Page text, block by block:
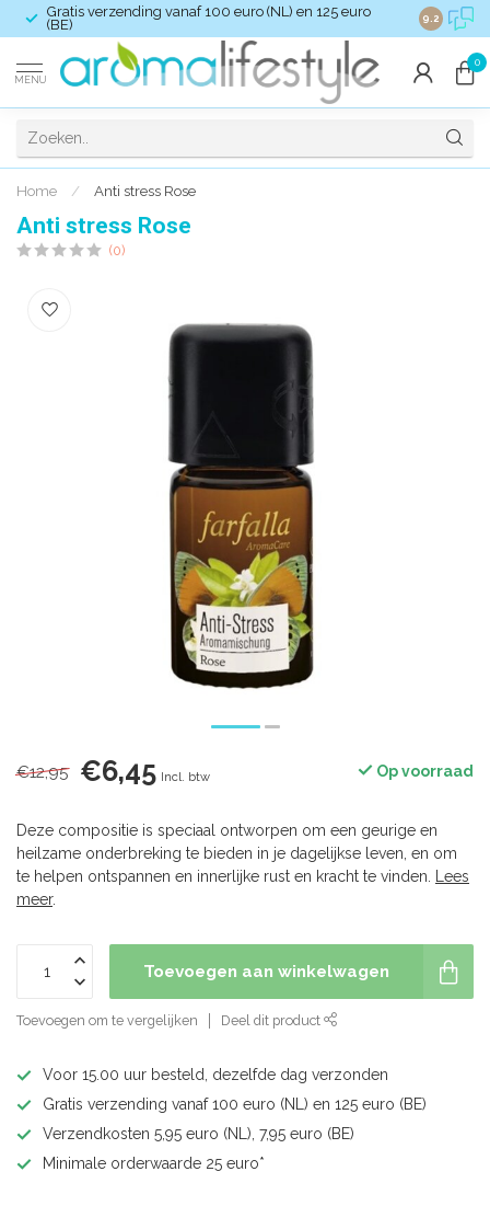
Gratis verzending vanaf 100 euro (NL) en 125 euro
(BE)
9.2
MENU
0
Home / Anti stress Rose
Anti stress Rose
(0)
€12,95 €6,45 Incl. btw Op voorraad
Deze compositie is speciaal ontworpen om een geurige en
heilzame onderbreking te bieden in je dagelijkse leven, en om
te helpen ontspannen en innerlijke rust en kracht te vinden.
Lees
meer.
Toevoegen aan winkelwagen
Toevoegen om te vergelijken Deel dit product
Voor 15.00 uur besteld, dezelfde dag verzonden
Gratis verzending vanaf 100 euro (NL) en 125 euro (BE)
Verzendkosten 5,95 euro (NL), 7,95 euro (BE)
Minimale orderwaarde 25 euro*